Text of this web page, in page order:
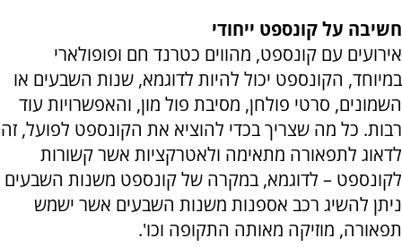
חשיבה על קונספט ייחודי
אירועים עם קונספט, מהווים כטרנד חם ופופולארי
במיוחד, הקונספט יכול להיות לדוגמא, שנות השבעים או
השמונים, סרטי פולחן, מסיבת פול מון, והאפשרויות עוד
רבות. כל מה שצריך בכדי להוציא את הקונספט לפועל, זה
לדאוג לתפאורה מתאימה ולאטרקציות אשר קשורות
לקונספט – לדוגמא, במקרה של קונספט משנות השבעים
ניתן להשיג רכב אספנות משנות השבעים אשר ישמש
תפאורה, מוזיקה מאותה התקופה וכו'.